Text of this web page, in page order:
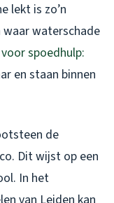
lekt is zo’n
waterschade
spoedhulp:
en staan binnen
de
Dit wijst op een
In het